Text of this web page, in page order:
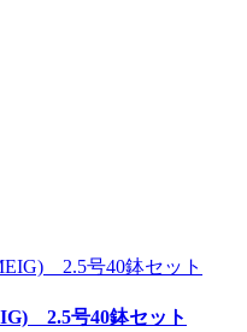
2.5号40鉢セット